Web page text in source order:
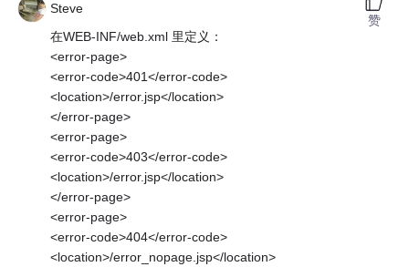
Steve
在WEB-INF/web.xml 里定义：
<error-page>
<error-code>401</error-code>
<location>/error.jsp</location>
</error-page>
<error-page>
<error-code>403</error-code>
<location>/error.jsp</location>
</error-page>
<error-page>
<error-code>404</error-code>
<location>/error_nopage.jsp</location>
赞